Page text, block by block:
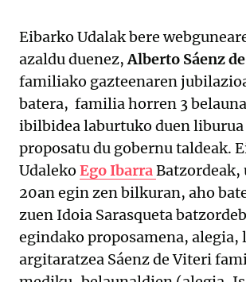
Eibarko Udalak bere
azaldu duenez,Alberto Sáenz
familiako gazteenaren
batera, familia horren 3
ibilbidea laburtuko duen
proposatu du gobernu taldeak.
Udaleko EgoIbarra
20an egin zen bilkuran, aho
zuen Idoia Sarasqueta
egindako proposamena, alegia,
argitaratzea Sáenz de Viteri